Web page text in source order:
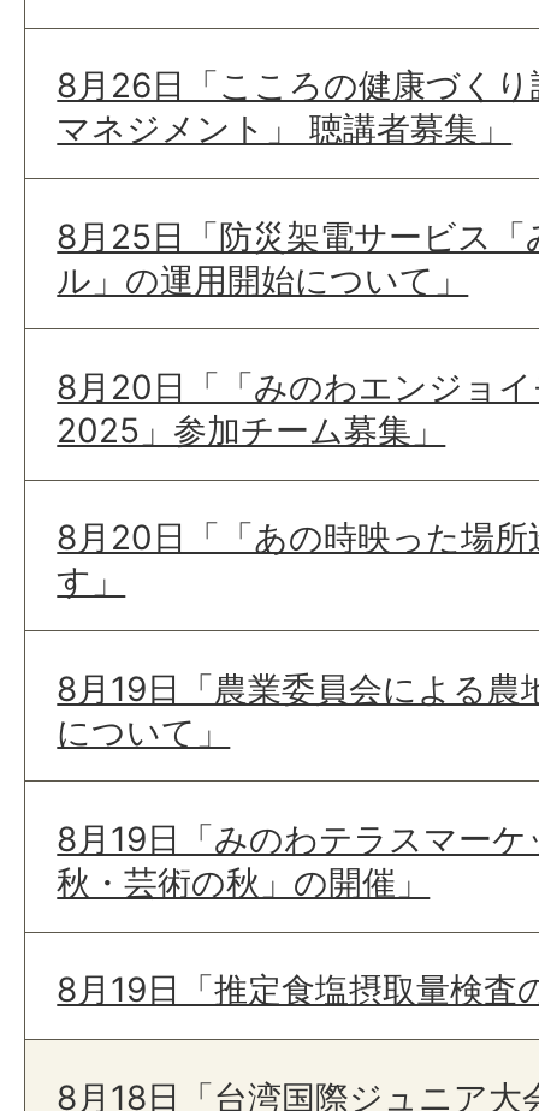
8月26日「こころの健康づく
マネジメント」 聴講者募集」
8月25日「防災架電サービス
ル」の運用開始について」
8月20日「「みのわエンジョ
2025」参加チーム募集」
8月20日「「あの時映った場
す」
8月19日「農業委員会による農
について」
8月19日「みのわテラスマー
秋・芸術の秋」の開催」
8月19日「推定食塩摂取量検査
8月18日「台湾国際ジュニア